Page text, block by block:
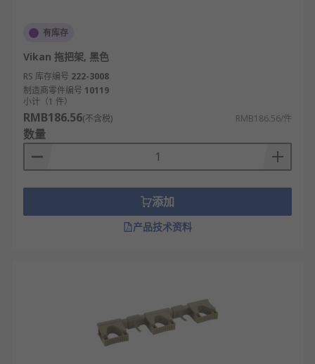
选墙角专用三角架。
RS 欧时为您提供了不同品牌的拖把架，如
Vikan、Rubbermaid Commercial Products
不同规格、型号的产品供您挑选，从而满足不同的应
用场景需求。
欢迎查看和订购RS的拖把架及相关产品，现货订购24
小时内发货，线上下单满额免运费。
有库存
Vikan 拖把架, 黑色
RS 库存编号 222-3008
制造商零件编号 10119
小计（1 件）
RMB186.56(不含税) RMB186.56/件
数量
添加
产品技术资料